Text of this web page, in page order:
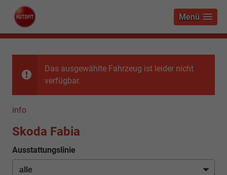
Menü
Das ausgewählte Fahrzeug ist leider nicht
verfügbar.
info
Skoda Fabia
Ausstattungslinie